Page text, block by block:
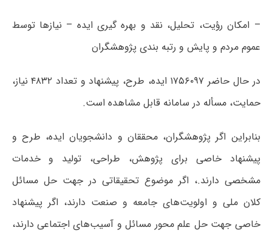
– امکان رؤیت، تحلیل، نقد و بهره گیری ایده – نیازها توسط
عموم مردم و پایش و رتبه بندی پژوهشگران
در حال حاضر ۱۷۵۶۰۹۷ ایده، طرح، پیشنهاد و تعداد ۴۸۳۲ نیاز،
حمایت، مسأله در سامانه قابل مشاهده است.
بنابراین اگر پژوهشگران، محققان و دانشجویان ایده، طرح و
پیشنهاد خاصی برای پژوهش، طراحی، تولید و خدمات
مشخصی دارند.، اگر موضوع تحقیقاتی در جهت حل مسائل
کلان ملی و اولویت‌های جامعه و صنعت دارند، اگر پیشنهاد
خاصی جهت حل علم محور مسائل و آسیب‌های اجتماعی دارند،